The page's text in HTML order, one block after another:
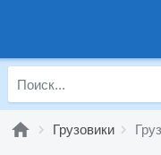
Грузовики